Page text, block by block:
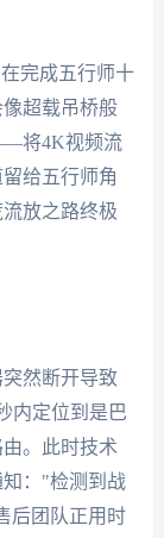
完成五行师十
超载吊桥般
将4K视频流
给五行师角
放之路终极
然断开导致
内定位到是巴
。此时技术
："检测到战
后团队正用时